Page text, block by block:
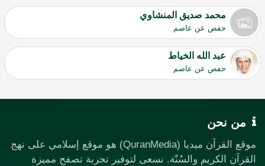
محمد صديق المنشاوي
حفص عن عاصم
عبد الله الخياط
حفص عن عاصم
من نحن
موقع القرآن ميديا (QuranMedia) هو موقع إسلامي على نهج
القرآن الكريم والسُنّة. نسعى لتوفير تجربة تصفح مميزة